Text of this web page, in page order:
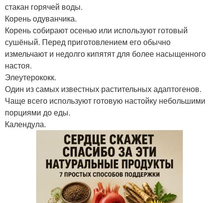
стакан горячей воды.
Корень одуванчика.
Корень собирают осенью или используют готовый
сушёный. Перед приготовлением его обычно
измельчают и недолго кипятят для более насыщенного
настоя.
Элеутерококк.
Один из самых известных растительных адаптогенов.
Чаще всего используют готовую настойку небольшими
порциями до еды.
Календула.